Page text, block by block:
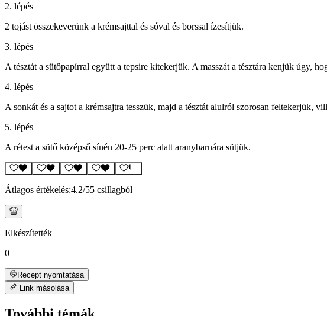
2. lépés
2 tojást összekeverünk a krémsajttal és sóval és borssal ízesítjük.
3. lépés
A tésztát a sütőpapírral együtt a tepsire kitekerjük. A masszát a tésztára kenjük úgy,
4. lépés
A sonkát és a sajtot a krémsajtra tesszük, majd a tésztát alulról szorosan feltekerjük,
5. lépés
A rétest a sütő középső sínén 20-25 perc alatt aranybarnára sütjük.
Átlagos értékelés:4.2/55 csillagból
Elkészítették
0
Recept nyomtatása
Link másolása